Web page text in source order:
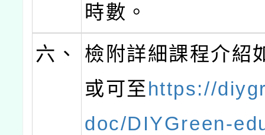
時數。
六、
檢附詳細課程介紹
或可至https://
doc/DIYGreen-